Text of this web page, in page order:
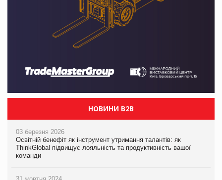
НОВИНИ B2B
03 березня 2026
Освітній бенефіт як інструмент утримання талантів: як
ThinkGlobal підвищує лояльність та продуктивність вашої
команди